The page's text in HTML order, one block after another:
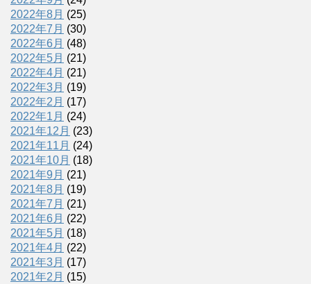
2022年8月 (25)
2022年7月 (30)
2022年6月 (48)
2022年5月 (21)
2022年4月 (21)
2022年3月 (19)
2022年2月 (17)
2022年1月 (24)
2021年12月 (23)
2021年11月 (24)
2021年10月 (18)
2021年9月 (21)
2021年8月 (19)
2021年7月 (21)
2021年6月 (22)
2021年5月 (18)
2021年4月 (22)
2021年3月 (17)
2021年2月 (15)